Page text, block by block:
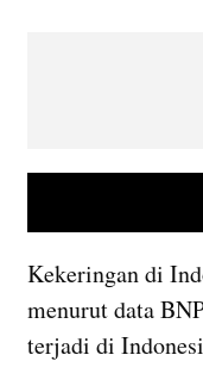
Kekeringan di
menurut data
terjadi di